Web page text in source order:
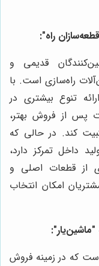
راه":
قدیمی و
راه‌سازی است. با
تنوع بیشتری در
پس از فروش بهتر،
کند. در حالی که
داخل تمرکز دارد،
از قطعات اصلی و
امکان انتخاب
که در زمینه فروش